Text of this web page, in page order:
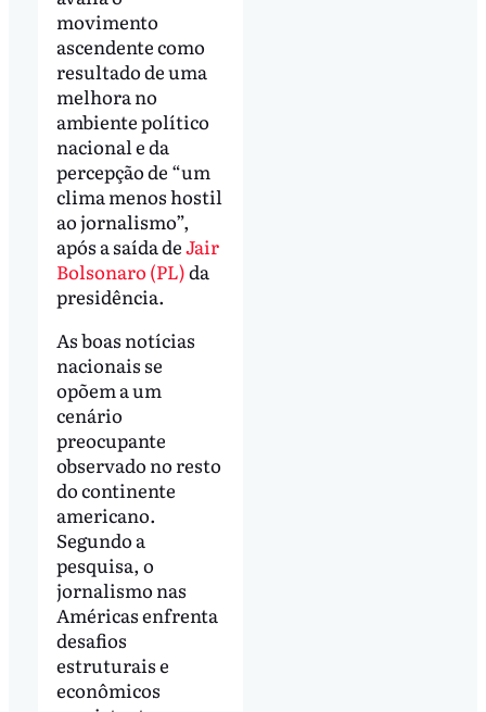
movimento
ascendente como
resultado de uma
melhora no
ambiente político
nacional e da
percepção de “um
clima menos hostil
ao jornalismo”,
após a saída deJair
Bolsonaro (PL)da
presidência.
As boas notícias
nacionais se
opõem a um
cenário
preocupante
observado no resto
do continente
americano.
Segundo a
pesquisa, o
jornalismo nas
Américas enfrenta
desafios
estruturais e
econômicos